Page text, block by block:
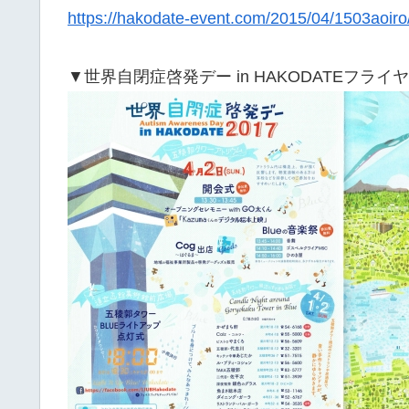
https://hakodate-event.com/2015/04/
▼世界自閉症啓発デー in HAKODATEフライ